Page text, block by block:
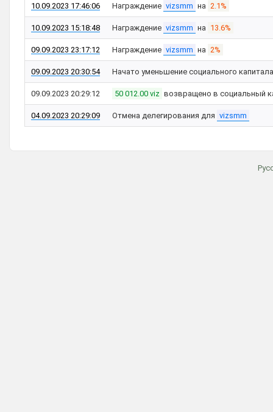
10.09.2023 17:46:06 Награждение vizsmm на 2.1%
10.09.2023 15:18:48 Награждение vizsmm на 13.6%
09.09.2023 23:17:12 Награждение vizsmm на 2%
09.09.2023 20:30:54 Начато уменьшение социального
09.09.2023 20:29:12 50 012.00 viz возвращено в социальный
04.09.2023 20:29:09 Отмена делегирования для vizsmm